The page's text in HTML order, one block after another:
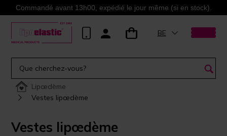
Commandé avant 13h00, expédié le jour même (si en stock).
BE
Lipœdème
Vestes lipœdème
Vestes lipœdème